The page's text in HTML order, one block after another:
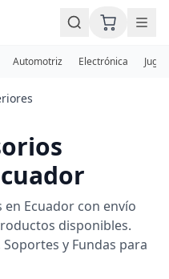
Automotriz Electrónica
Ecuador con envío
disponibles.
Soportes y Fundas para